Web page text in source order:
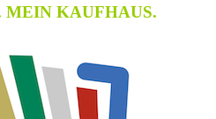
MEIN KAUFHAUS.